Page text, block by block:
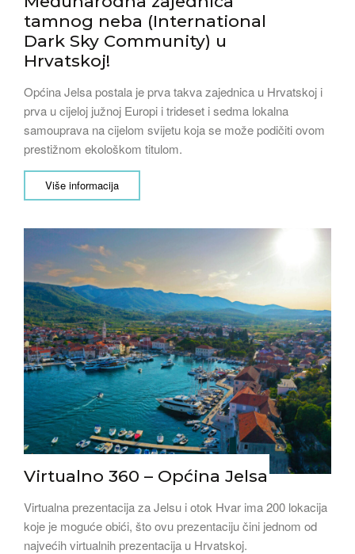
tamnog neba (International
Dark Sky Community) u
Hrvatskoj!
Općina Jelsa postala je prva takva zajednica u Hrvatskoj i
prva u cijeloj južnoj Europi i trideset i sedma lokalna
samouprava na cijelom svijetu koja se može podičiti ovom
prestižnom ekološkom titulom.
Više informacija
Virtualno 360 – Općina Jelsa
Virtualna prezentacija za Jelsu i otok Hvar ima 200 lokacija
koje je moguće obići, što ovu prezentaciju čini jednom od
najvećih virtualnih prezentacija u Hrvatskoj.